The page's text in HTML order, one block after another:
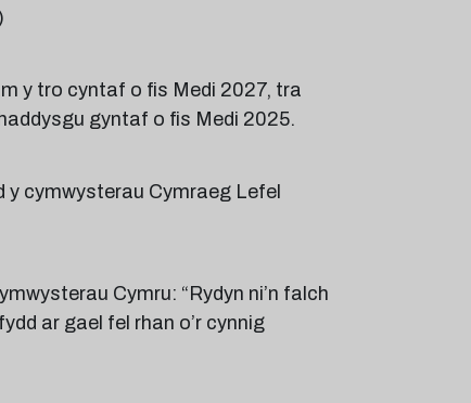
y tro cyntaf o fis Medi 2027, tra
gyntaf o fis Medi 2025.
y cymwysterau Cymraeg Lefel
Cymru: “Rydyn ni’n falch
ar gael fel rhan o’r cynnig